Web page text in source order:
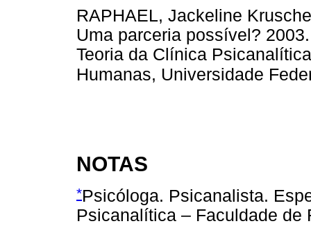
RAPHAEL, Jackeline
Uma parceria possível?
Teoria da Clínica
Humanas, Universidade
NOTAS
*Psicóloga. Psicanalista.
Psicanalítica – Faculdade de